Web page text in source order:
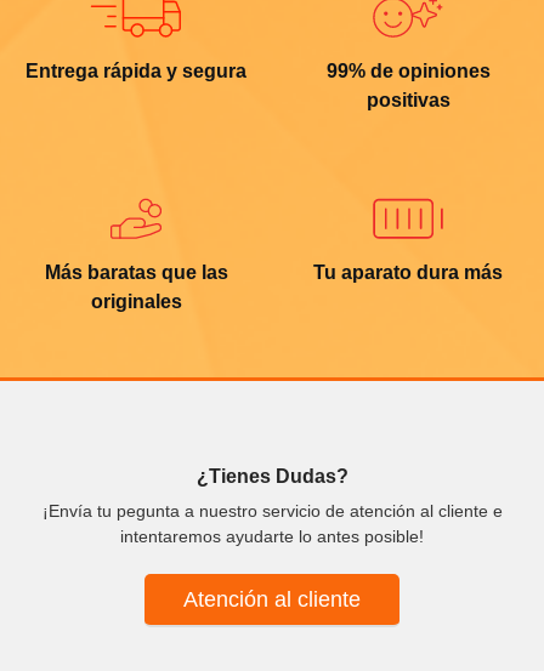
Entrega rápida y segura
99% de opiniones
positivas
Más baratas que las
originales
Tu aparato dura más
¿Tienes Dudas?
¡Envía tu pegunta a nuestro servicio de atención al cliente e
intentaremos ayudarte lo antes posible!
Atención al cliente